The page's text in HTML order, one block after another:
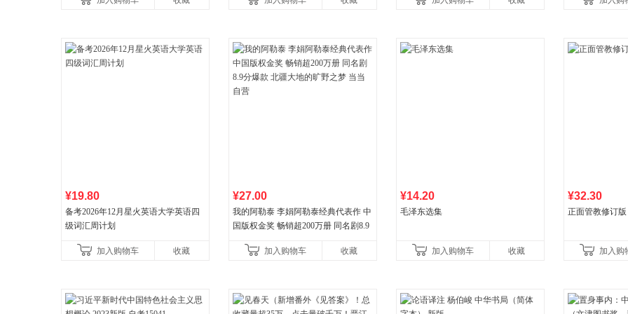
¥19.80
备考2026年12月星火英语大学英语四
级词汇周计划
加入购物车 收藏
¥27.00
我的阿勒泰 李娟阿勒泰经典代表作 中
国版权金奖 畅销超200万册 同名剧8.9
加入购物车
收藏
¥14.20
毛泽东选集
加入购物车 收藏
¥32.30
正面管教修订版
加入购